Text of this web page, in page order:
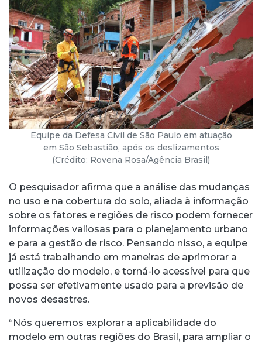
Equipe da Defesa Civil de São Paulo em atuação
em São Sebastião, após os deslizamentos
(Crédito: Rovena Rosa/Agência Brasil)
O pesquisador afirma que a análise das mudanças
no uso e na cobertura do solo, aliada à informação
sobre os fatores e regiões de risco podem fornecer
informações valiosas para o planejamento urbano
e para a gestão de risco. Pensando nisso, a equipe
já está trabalhando em maneiras de aprimorar a
utilização do modelo, e torná-lo acessível para que
possa ser efetivamente usado para a previsão de
novos desastres.
“Nós queremos explorar a aplicabilidade do
modelo em outras regiões do Brasil, para ampliar o